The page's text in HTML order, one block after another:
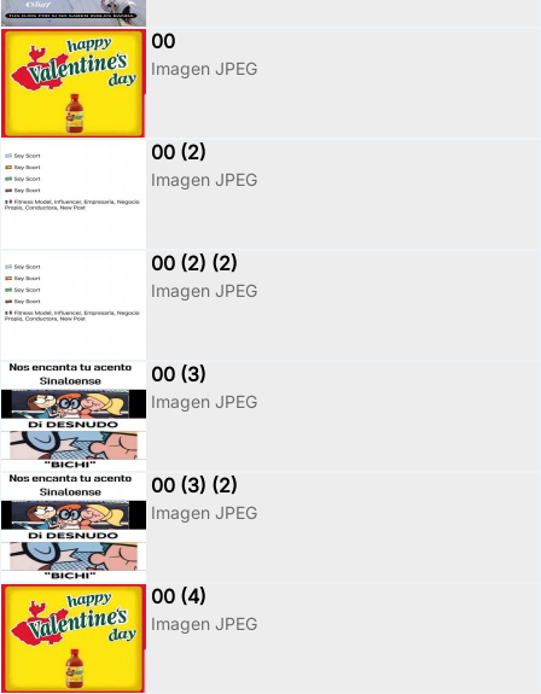
00
Imagen JPEG
00 (2)
Imagen JPEG
00 (2) (2)
Imagen JPEG
00 (3)
Imagen JPEG
00 (3) (2)
Imagen JPEG
00 (4)
Imagen JPEG